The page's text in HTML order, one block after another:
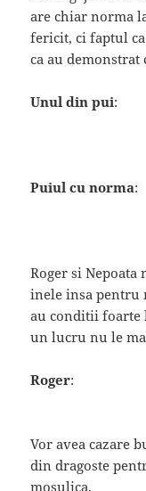
are chiar norma
fericit, ci faptul
ca au demonstrat
Unul din pui:
Puiul cu norma:
Roger si
inele insa pentru
au conditii foarte
un lucru nu le
Roger:
Vor avea cazare
din dragoste
mosulica.